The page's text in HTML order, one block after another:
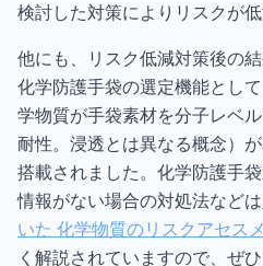
検討した対策によりリスクが
他にも、リスク低減対策後の
化学防護手袋の選定機能とし
学物質が手袋素材を分子レベ
耐性。浸透とは異なる概念）
搭載されました。化学防護手
情報がない場合の対処法などは
いた 化学物質のリスクアセス
く解説されていますので、ぜ